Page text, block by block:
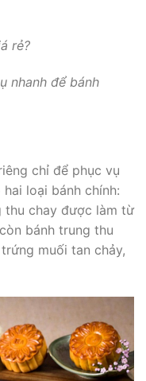
rẻ?
nhanh để bánh
chỉ để phục vụ
loại bánh chính:
thu chay được làm từ
bánh trung thu
muối tan chảy,